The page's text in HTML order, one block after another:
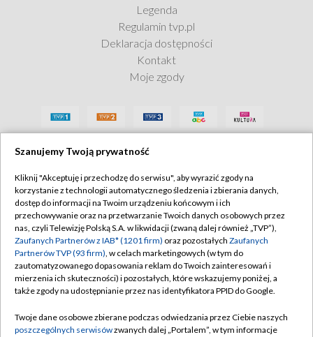
Legenda
Regulamin tvp.pl
Deklaracja dostępności
Kontakt
Moje zgody
Szanujemy Twoją prywatność
Kliknij "Akceptuję i przechodzę do serwisu", aby wyrazić zgody na
korzystanie z technologii automatycznego śledzenia i zbierania danych,
dostęp do informacji na Twoim urządzeniu końcowym i ich
przechowywanie oraz na przetwarzanie Twoich danych osobowych przez
nas, czyli Telewizję Polską S.A. w likwidacji (zwaną dalej również „TVP”),
Zaufanych Partnerów z IAB* (1201 firm) oraz pozostałych Zaufanych
Partnerów TVP (93 firm), w celach marketingowych (w tym do
zautomatyzowanego dopasowania reklam do Twoich zainteresowań i
mierzenia ich skuteczności) i pozostałych, które wskazujemy poniżej, a
także zgody na udostępnianie przez nas identyfikatora PPID do Google.
Twoje dane osobowe zbierane podczas odwiedzania przez Ciebie naszych
poszczególnych serwisówzwanych dalej „Portalem”, w tym informacje